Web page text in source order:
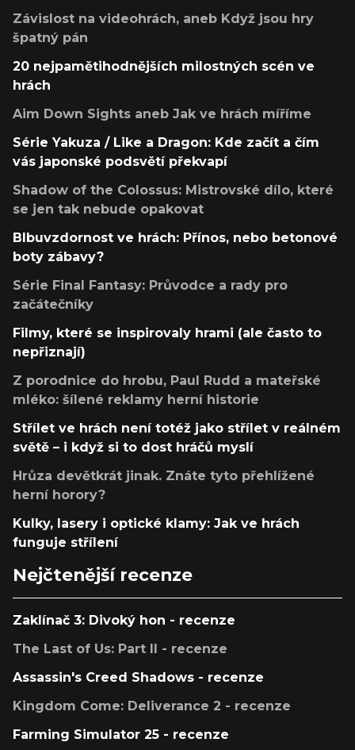
Závislost na videohrách, aneb Když jsou hry
špatný pán
20 nejpamětihodnějších milostných scén ve
hrách
Aim Down Sights aneb Jak ve hrách míříme
Série Yakuza / Like a Dragon: Kde začít a čím
vás japonské podsvětí překvapí
Shadow of the Colossus: Mistrovské dílo, které
se jen tak nebude opakovat
Blbuvzdornost ve hrách: Přínos, nebo betonové
boty zábavy?
Série Final Fantasy: Průvodce a rady pro
začátečníky
Filmy, které se inspirovaly hrami (ale často to
nepřiznají)
Z porodnice do hrobu, Paul Rudd a mateřské
mléko: šílené reklamy herní historie
Střílet ve hrách není totéž jako střílet v reálném
světě – i když si to dost hráčů myslí
Hrůza devětkrát jinak. Znáte tyto přehlížené
herní horory?
Kulky, lasery i optické klamy: Jak ve hrách
funguje střílení
Nejčtenější recenze
Zaklínač 3: Divoký hon - recenze
The Last of Us: Part II - recenze
Assassin's Creed Shadows - recenze
Kingdom Come: Deliverance 2 - recenze
Farming Simulator 25 - recenze